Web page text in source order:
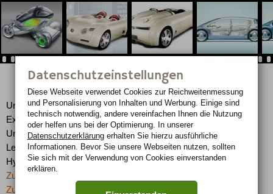
Unter dem Motto „Ecology & Emotion“ zeigt Toyota innovative
Exponate, die Leistungsfähigkeit, Fahrspaß und
Umweltfreundlichkeit vereinen. Der Schwerpunkt der Toyota-
Leistungsschau liegt auf neuen Entwicklungen im Bereich der
Hybrid-Technologie.
Zurück zur letzten Seite
Zur Übersicht: -> Crazy Concepts
Datenschutzeinstellungen
Diese Webseite verwendet Cookies zur Reichweiten­messung
und Personalisierung von Inhalten und Werbung. Einige sind
technisch notwendig, andere vereinfachen Ihnen die Nutzung
oder helfen uns bei der Optimierung. In unserer
Datenschutzerklärungerhalten Sie hierzu ausführliche
Informationen. Bevor Sie unsere Webseiten nutzen, sollten
Sie sich mit der Verwendung von Cookies einverstanden
erklären.